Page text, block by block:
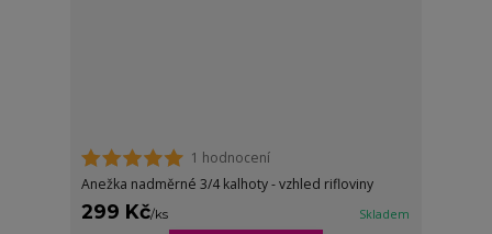
1 hodnocení
Anežka nadměrné 3/4 kalhoty - vzhled rifloviny
299 Kč/ks Skladem